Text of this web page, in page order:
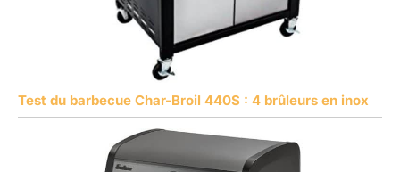
Test du barbecue Char-Broil 440S : 4 brûleurs en inox